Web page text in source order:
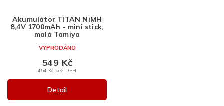
Akumulátor TITAN NiMH
8,4V 1700mAh - mini stick,
malá Tamiya
VYPRODÁNO
454 Kč bez DPH
549 Kč
Detail